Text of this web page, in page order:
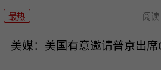
最热 阅读
美媒：美国有意邀请普京出